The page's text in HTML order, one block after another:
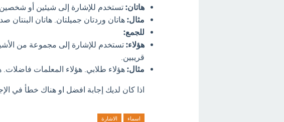
هاتان: تستخدم للإشارة إلى شيئين أو شخصين
مثال: هاتان وردتان جميلتان. هاتان البنتان
للجمع:
هؤلاء: تستخدم للإشارة إلى مجموعة من
قريبين.
مثال: هؤلاء طلابي. هؤلاء المعلمات فاضلات.
اذا كان لديك إجابة افضل او هناك خطأ في
اسماء الاشارة